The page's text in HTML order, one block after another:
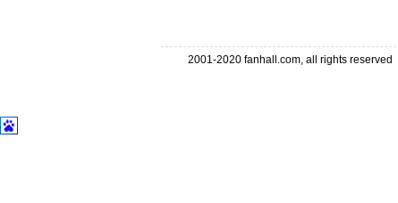
2001-2020 fanhall.com, all rights reserved